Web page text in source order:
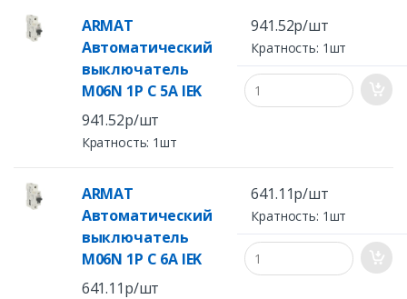
ARMAT
Автоматический
выключатель
M06N 1P C 5А IEK
941.52р/шт
Кратность: 1шт
941.52р/шт
Кратность: 1шт
ARMAT
Автоматический
выключатель
M06N 1P C 6А IEK
641.11р/шт
641.11р/шт
Кратность: 1шт